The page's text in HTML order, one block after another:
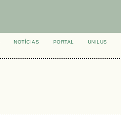
NOTÍCIAS PORTAL UNILUS